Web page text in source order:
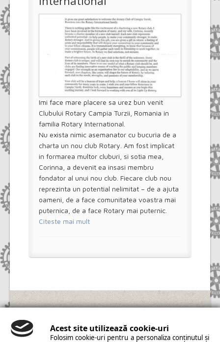
Imi face mare placere sa urez bun venit
Clubului Rotary Campia Turzii, Romania in
familia Rotary International.
Nu exista nimic asemanator cu bucuria de a
charta un nou club Rotary. Am fost implicat
in formarea multor cluburi, si sotia mea,
Corinna, a devenit ea insasi membru
fondator al unui nou club. Fiecare club nou
reprezinta un potential nelimitat – de a ajuta
oameni, de a face comunitatea voastra mai
puternica, de a face Rotary mai puternic.
Citeste mai mult
Reserved. | Realizat dePMAINFO|Modificare
cookies
Acest site utilizează cookie-uri
Folosim cookie-uri pentru a personaliza conținutul și